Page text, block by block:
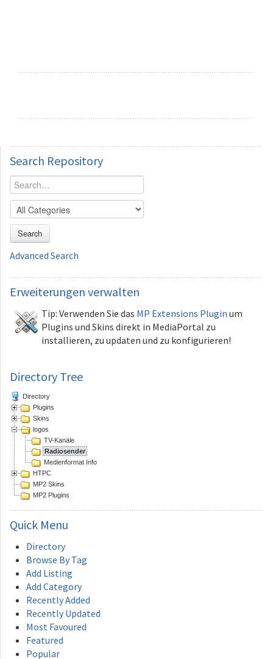
Search Repository
Search
Advanced Search
Erweiterungen verwalten
Tip: Verwenden Sie das MP Extensions Plugin um
Plugins und Skins direkt in MediaPortal zu
installieren, zu updaten und zu konfigurieren!
Directory Tree
Directory
Plugins
Skins
logos
TV-Kanäle
Radiosender
Medienformat Info
HTPC
MP2 Skins
MP2 Plugins
Quick Menu
Directory
Browse By Tag
Add Listing
Add Category
Recently Added
Recently Updated
Most Favoured
Featured
Popular